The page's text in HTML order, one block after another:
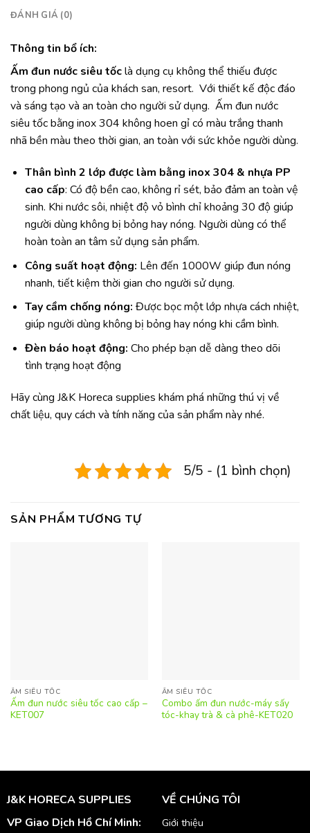
ĐÁNH GIÁ (0)
Thông tin bổ ích:
Ấm đun nước siêu tốclà dụng cụ không thể thiếu được
trong phong ngủ của khách san, resort. Với thiết kế độc đáo
và sáng tạo và an toàn cho người sử dụng. Ấm đun nước
siêu tốc bằng inox 304 không hoen gỉ có màu trắng thanh
nhã bền màu theo thời gian, an toàn với sức khỏe người dùng.
Thân bình 2 lớp được làm bằng inox 304 & nhựa PP
cao cấp: Có độ bền cao, không rỉ sét, bảo đảm an toàn vệ
sinh. Khi nước sôi, nhiệt độ vỏ bình chỉ khoảng 30 độ giúp
người dùng không bị bỏng hay nóng. Người dùng có thể
hoàn toàn an tâm sử dụng sản phẩm.
Công suất hoạt động: Lên đến 1000W giúp đun nóng
nhanh, tiết kiệm thời gian cho người sử dụng.
Tay cầm chống nóng: Được bọc một lớp nhựa cách nhiệt,
giúp người dùng không bị bỏng hay nóng khi cầm bình.
Đèn báo hoạt động: Cho phép bạn dễ dàng theo dõi
tình trạng hoạt động
Hãy cùng J&K Horeca supplies khám phá những thú vị về
chất liệu, quy cách và tính năng của sản phẩm này nhé.
5/5 - (1 bình chọn)
SẢN PHẨM TƯƠNG TỰ
ẤM SIÊU TỐC
Ấm đun nước siêu tốc cao cấp –
KET007
ẤM SIÊU TỐC
Combo ấm đun nước-máy sấy
tóc-khay trà & cà phê-KET020
J&K HORECA SUPPLIES
VP Giao Dịch Hồ Chí Minh:
VỀ CHÚNG TÔI
Giới thiệu